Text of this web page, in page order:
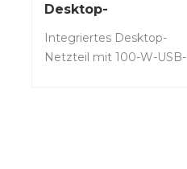
Desktop-
Schnellladegerät 100
W
Integriertes Desktop-
Netzteil mit 100-W-USB-